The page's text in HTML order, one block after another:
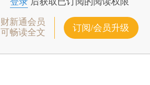
财新通会员
可畅读全文
订阅/会员升级